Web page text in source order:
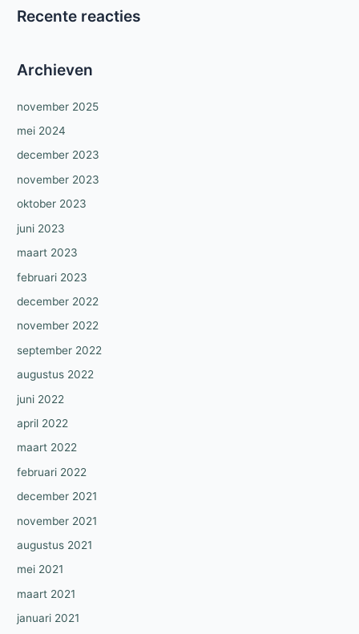
Recente reacties
Archieven
november 2025
mei 2024
december 2023
november 2023
oktober 2023
juni 2023
maart 2023
februari 2023
december 2022
november 2022
september 2022
augustus 2022
juni 2022
april 2022
maart 2022
februari 2022
december 2021
november 2021
augustus 2021
mei 2021
maart 2021
januari 2021